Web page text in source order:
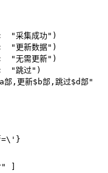
采集成功")
更新数据")
无需更新")
"跳过")
,更新$b部,跳过$d部"
]